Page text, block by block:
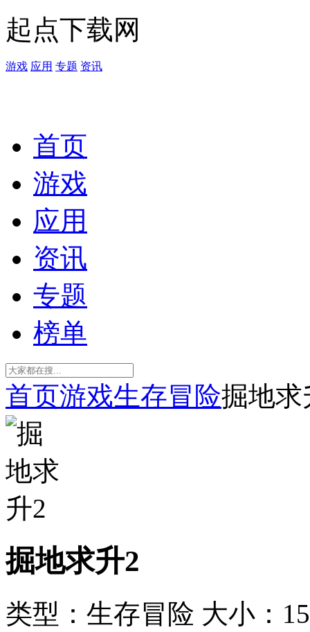
起点下载网
游戏 应用 专题 资讯
首页
游戏
应用
资讯
专题
榜单
首页游戏生存冒险掘地求
掘地求升2
类型：生存冒险 大小：